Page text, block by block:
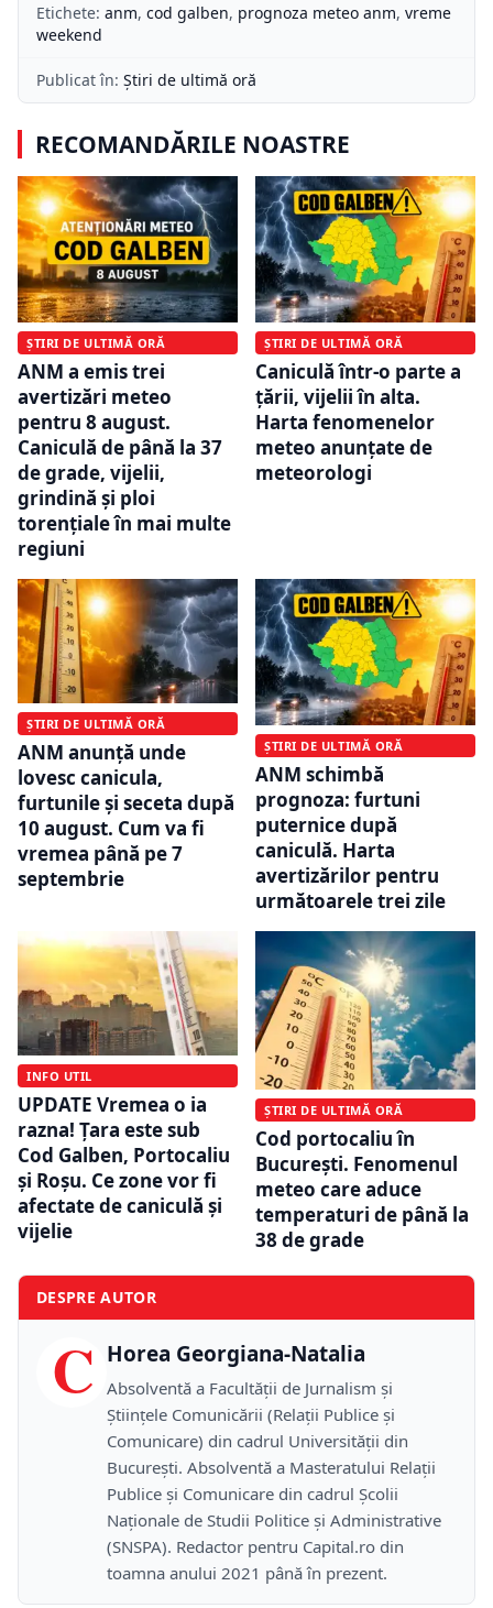
Etichete: anm, cod galben, prognoza meteo anm, vreme
weekend
Publicat în: Știri de ultimă oră
RECOMANDĂRILE NOASTRE
ȘTIRI DE ULTIMĂ ORĂ
ANM a emis trei
avertizări meteo
pentru 8 august.
Caniculă de până la 37
de grade, vijelii,
grindină și ploi
torențiale în mai multe
regiuni
ȘTIRI DE ULTIMĂ ORĂ
Caniculă într-o parte a
țării, vijelii în alta.
Harta fenomenelor
meteo anunțate de
meteorologi
ȘTIRI DE ULTIMĂ ORĂ
ANM anunță unde
lovesc canicula,
furtunile și seceta după
10 august. Cum va fi
vremea până pe 7
septembrie
ȘTIRI DE ULTIMĂ ORĂ
ANM schimbă
prognoza: furtuni
puternice după
caniculă. Harta
avertizărilor pentru
următoarele trei zile
INFO UTIL
UPDATE Vremea o ia
razna! Țara este sub
Cod Galben, Portocaliu
și Roșu. Ce zone vor fi
afectate de caniculă și
vijelie
ȘTIRI DE ULTIMĂ ORĂ
Cod portocaliu în
București. Fenomenul
meteo care aduce
temperaturi de până la
38 de grade
DESPRE AUTOR
C Horea Georgiana-Natalia
Absolventă a Facultății de Jurnalism și
Științele Comunicării (Relații Publice și
Comunicare) din cadrul Universității din
București. Absolventă a Masteratului Relații
Publice și Comunicare din cadrul Școlii
Naţionale de Studii Politice și Administrative
(SNSPA). Redactor pentru Capital.ro din
toamna anului 2021 până în prezent.